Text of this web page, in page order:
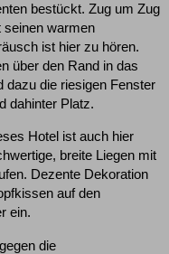
bestückt. Zug um Zug
seinen warmen
ist hier zu hören.
über den Rand in das
dazu die riesigen Fenster
dahinter Platz.
Hotel ist auch hier
breite Liegen mit
Dezente Dekoration
auf den
ein.
die